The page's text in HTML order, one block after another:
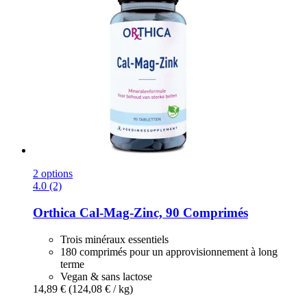
2 options
4.0 (2)
Orthica Cal-​Mag-​Zinc, 90 Comprimés
Trois minéraux essentiels
180 comprimés pour un approvisionnement à long
terme
Vegan & sans lactose
14,89 € (124,08 € / kg)